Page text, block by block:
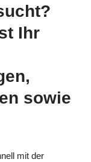
Ihr
sowie
mit der